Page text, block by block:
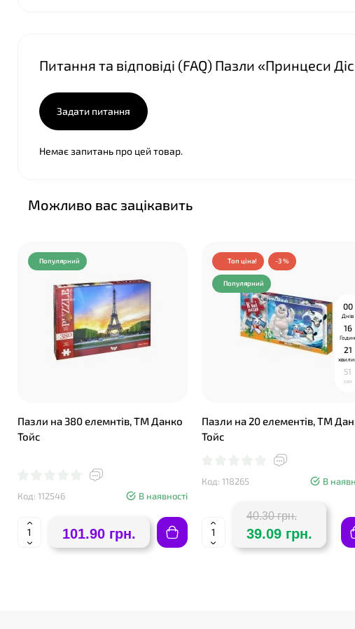
Питання та відповіді (FAQ) Пазли «Принцеси
Задати питання
Немає запитань про цей товар.
Можливо вас зацікавить
Популярний
Пазли на 380 елемнтів, ТМ Данко
Тойс
Код: 112546 В наявності
101.90 грн.
Топ ціна! -3 %
Популярний
00
Днів
16
Годин
21
50
сек
Пазли на 20 елементів, ТМ
Тойс
Код: 118265 В
40.30 грн.
39.09 грн.